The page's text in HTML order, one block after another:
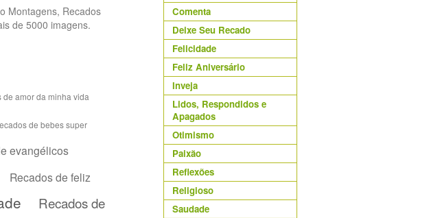
Montagens, Recados
de 5000 imagens.
de amor da minha vida
de bebes super
evangélicos
Recados de feliz
Recados de
Comenta
Deixe Seu Recado
Felicidade
Feliz Aniversário
Inveja
Lidos, Respondidos e
Apagados
Otimismo
Paixão
Reflexões
Religioso
Saudade